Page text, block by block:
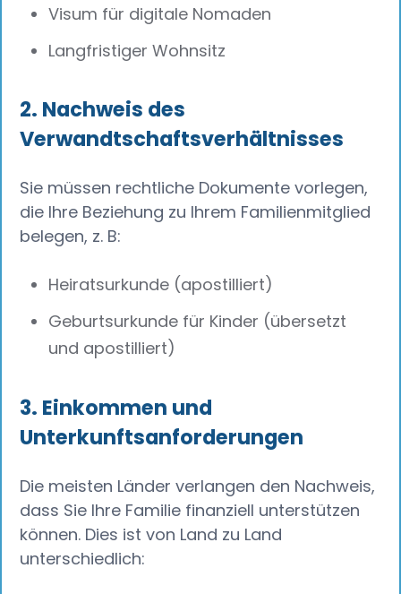
Visum für digitale Nomaden
Langfristiger Wohnsitz
2. Nachweis des
Verwandtschaftsverhältnisses
Sie müssen rechtliche Dokumente vorlegen,
die Ihre Beziehung zu Ihrem Familienmitglied
belegen, z. B:
Heiratsurkunde (apostilliert)
Geburtsurkunde für Kinder (übersetzt
und apostilliert)
3. Einkommen und
Unterkunftsanforderungen
Die meisten Länder verlangen den Nachweis,
dass Sie Ihre Familie finanziell unterstützen
können. Dies ist von Land zu Land
unterschiedlich: